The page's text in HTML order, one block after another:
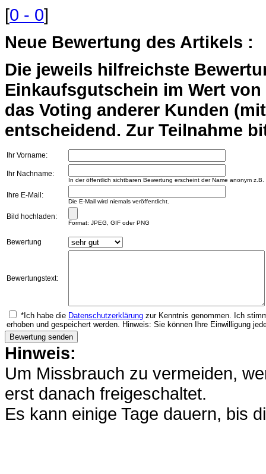
[0 - 0]
Neue Bewertung des Artikels :
Die jeweils hilfreichste
Einkaufsgutschein im Wert
das Voting anderer Kunden
entscheidend. Zur Teilnahme
Ihr Vorname:
Ihr Nachname:
In der öffentlich sichtbaren Bewertung erscheint der Name anonym
Ihre E-Mail:
Die E-Mail wird niemals veröffentlicht.
Bild hochladen:
Format: JPEG, GIF oder PNG
Bewertung
Bewertungstext:
*Ich habe die Datenschutzerklärung zur Kenntnis genommen. Ich
erhoben und gespeichert werden. Hinweis: Sie können Ihre Einwilligung
Hinweis:
Um Missbrauch zu vermeiden,
erst danach freigeschaltet.
Es kann einige Tage dauern, bis